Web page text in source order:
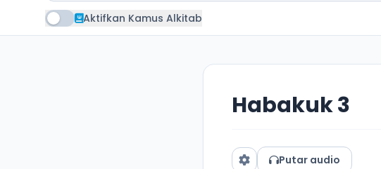
Aktifkan Kamus Alkitab
Habakuk 3
Putar audio